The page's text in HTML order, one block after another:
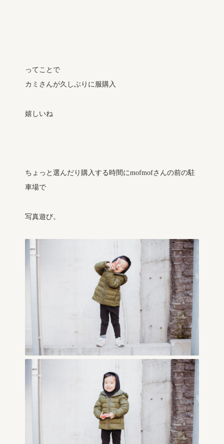
ってことで
カミさんが久しぶりに服購入
嬉しいね
ちょっと選んだり購入する時間にmofmofさんの前の駐
車場で
写真遊び。